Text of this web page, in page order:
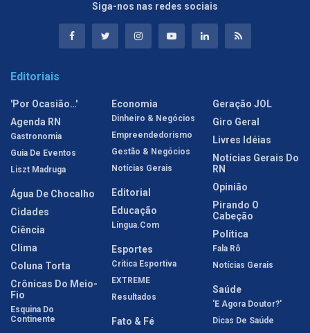
Siga-nos nas redes sociais
Editoriais
'Por Ocasião…'
Agenda RN
Gastronomia
Guia De Eventos
Liszt Madruga
Água De Chocalho
Cidades
Ciência
Clima
Coluna Torta
Crônicas Do Meio-
Fio
Esquina Do
Continente
Economia
Dinheiro & Negócios
Empreendedorismo
Gestão & Negócios
Notícias Gerais
Editorial
Educação
Língua.com
Esportes
Crítica Esportiva
EXTREME
Resultados
Fato & Fé
Geração JOL
Giro Geral
Livres Idéias
Notícias Gerais Do
RN
Opinião
Pirando O
Cabeção
Política
Fala Rô
Notícias Gerais
Saúde
'E Agora Doutor?'
Dicas De Saúde